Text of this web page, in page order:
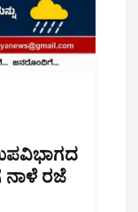
ನಾಳೆ ರಜೆ